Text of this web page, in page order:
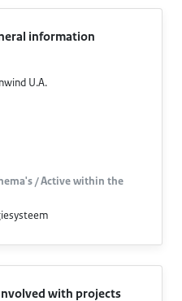
information
U.A.
/ Active within the
with projects